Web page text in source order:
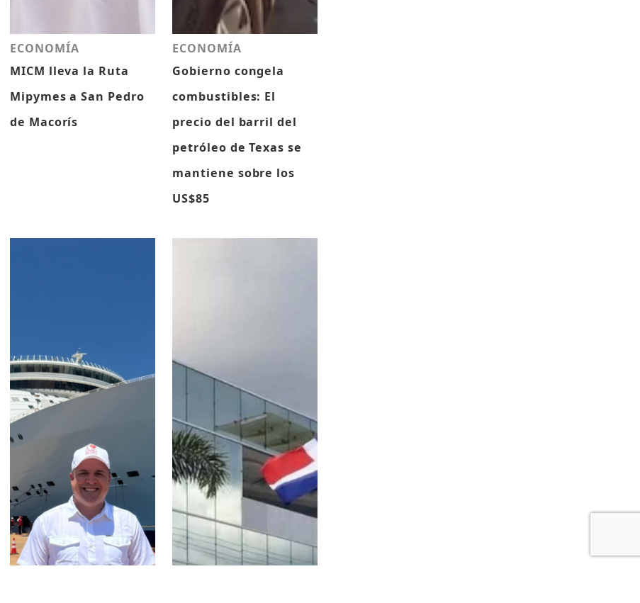
ECONOMÍA
MICM lleva la Ruta
Mipymes a San Pedro
de Macorís
ECONOMÍA
Gobierno congela
combustibles: El
precio del barril del
petróleo de Texas se
mantiene sobre los
US$85